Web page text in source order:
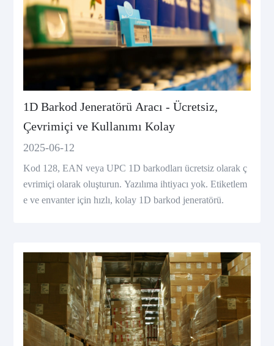
1D Barkod Jeneratörü Aracı - Ücretsiz,
Çevrimiçi ve Kullanımı Kolay
2025-06-12
Kod 128, EAN veya UPC 1D barkodları ücretsiz olarak ç
evrimiçi olarak oluşturun. Yazılıma ihtiyacı yok. Etiketlem
e ve envanter için hızlı, kolay 1D barkod jeneratörü.